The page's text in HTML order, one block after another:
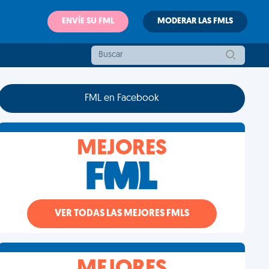
ENVÍE SU FML MODERAR LAS FMLS
FML en Facebook
MEJORES
VER TODAS LAS MEJORES FMLS